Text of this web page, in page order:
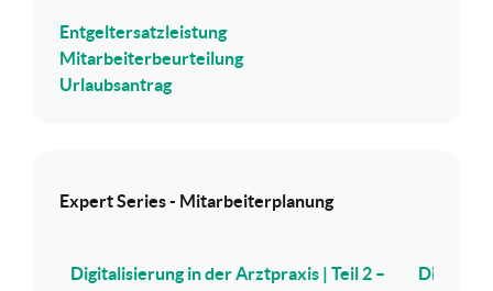
Entgeltersatzleistung
Mitarbeiterbeurteilung
Urlaubsantrag
Expert Series - Mitarbeiterplanung
Digitalisierung in der Arztpraxis | Teil 2 –